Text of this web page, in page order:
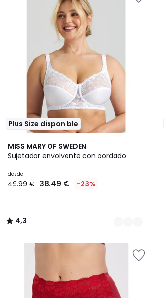
Plus Size disponible
MISS MARY OF SWEDEN
Sujetador envolvente con bordado
desde
49.99 € 38.49 € -23%
4,3
/ 5
2
Colores
4,3
/